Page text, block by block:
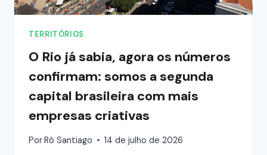
TERRITÓRIOS
O Rio já sabia, agora os números
confirmam: somos a segunda
capital brasileira com mais
empresas criativas
PorRô Santiago 14 de julho de 2026